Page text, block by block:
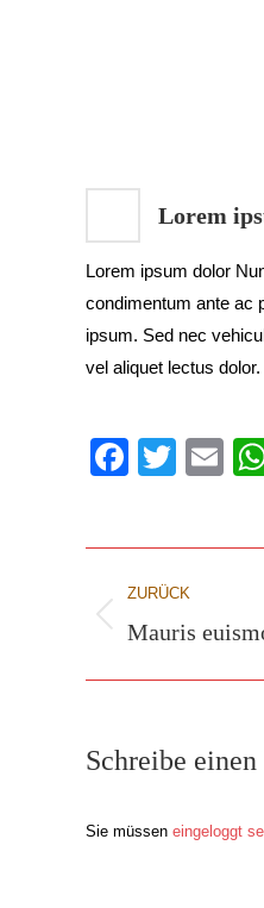
Lorem
Lorem ipsum dolor
condimentum ante ac
ipsum. Sed nec
vel aliquet lectus dolor.
Project
navigation
ZURÜCK
Previous
Mauris
Schreibe
Sie müssen eingeloggt